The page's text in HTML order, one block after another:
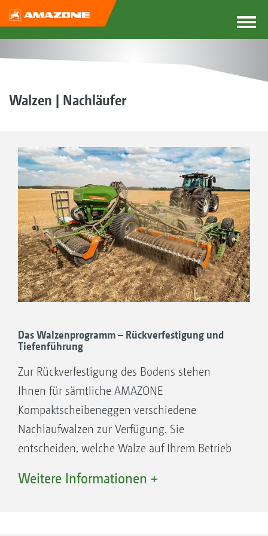
Walzen | Nachläufer
Das Walzenprogramm – Rückverfestigung und
Tiefenführung
Zur Rückverfestigung des Bodens stehen
Ihnen für sämtliche AMAZONE
Kompaktscheibeneggen verschiedene
Nachlaufwalzen zur Verfügung. Sie
entscheiden, welche Walze auf Ihrem Betrieb
Weitere Informationen +